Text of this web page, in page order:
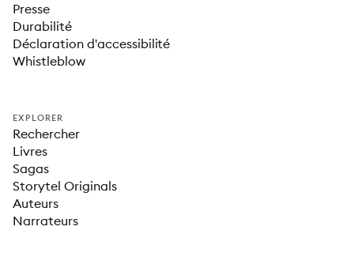
Presse
Durabilité
Déclaration d'accessibilité
Whistleblow
EXPLORER
Rechercher
Livres
Sagas
Storytel Originals
Auteurs
Narrateurs